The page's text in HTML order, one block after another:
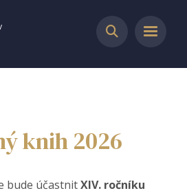
knih 2026
bude účastnitXIV. ročníku